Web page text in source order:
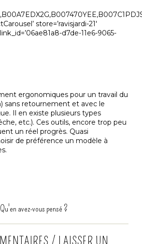
store=’ravisjardi-21′
d7de-11e6-9065-
ergonomiques pour un travail du
sans retournement et avec le
Il en existe plusieurs types
etc.). Ces outils, encore trop peu
un réel progrès. Quasi
de préférence un modèle à
Qu'en avez-vous pensé ?
/ LAISSER UN